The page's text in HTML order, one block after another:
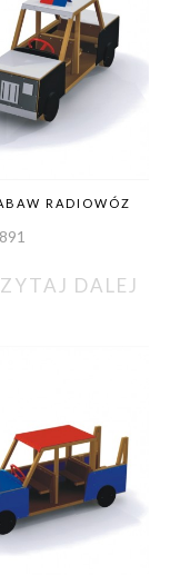
RADIOWÓZ
DALEJ